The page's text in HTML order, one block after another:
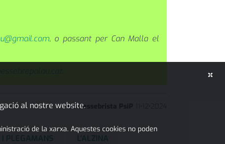
, o passant per Can Malla el
Ass Pessebrista PsiP
PLEGAMANS L'ALZINA
×
al nostre website.
de la xarxa. Aquestes cookies no poden